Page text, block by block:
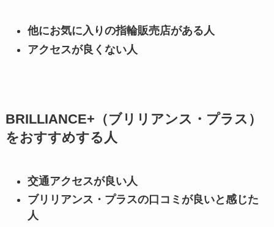
他にお気に入りの指輪販売店がある人
アクセスが良くない人
BRILLIANCE+（ブリリアンス・プラス）
をおすすめする人
交通アクセスが良い人
ブリリアンス・プラスの口コミが良いと感じた
人